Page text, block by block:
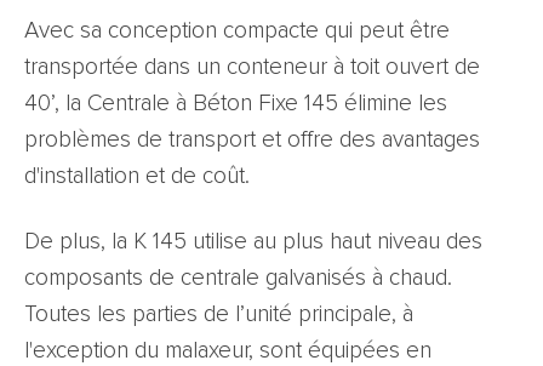
Avec sa conception compacte qui peut être
transportée dans un conteneur à toit ouvert de
40’, la Centrale à Béton Fixe 145 élimine les
problèmes de transport et offre des avantages
d'installation et de coût.
De plus, la K 145 utilise au plus haut niveau des
composants de centrale galvanisés à chaud.
Toutes les parties de l’unité principale, à
l'exception du malaxeur, sont équipées en